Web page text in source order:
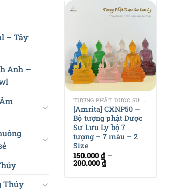
– Tây
Anh –
Thủy
+
TƯỢNG PHẬT DƯỢC SƯ LƯU LY
[Amrita] CXNP50 –
Bộ tượng phật Dược
Sư Lưu Ly bộ 7
tượng – 7 màu – 2
Size
150.000₫ –
200.000₫